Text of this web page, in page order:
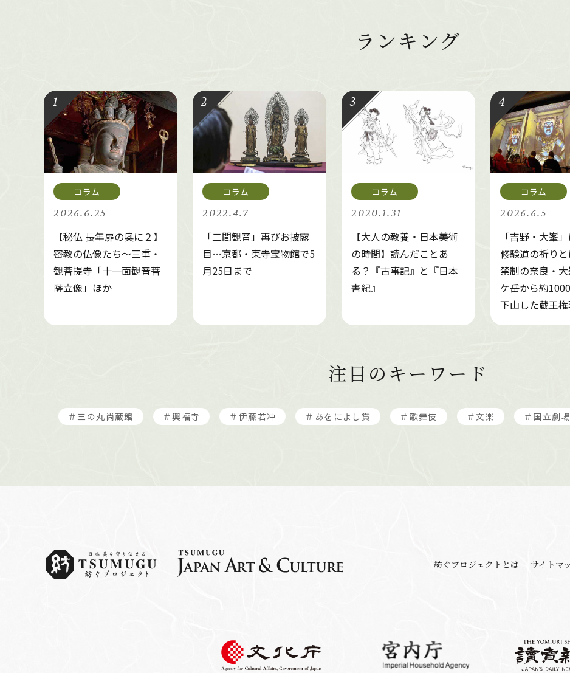
ランキング
2026.6.25
【秘仏 長年扉の奥に２】
密教の仏像たち～三重・
観菩提寺「十一面観音菩
薩立像」ほか
2022.4.7
「二間観音」再びお披露
目…京都・東寺宝物館で5
月25日まで
2020.1.31
【大人の教養・日本美術
の時間】読んだことあ
る？『古事記』と『日本
書紀』
2026.6.5
「吉野・大峯
修験道の祈り
禁制の奈良・
ケ岳から約
下山した蔵王
注目のキーワード
＃三の丸尚蔵館 ＃興福寺 ＃伊藤若冲 ＃あをによし賞 ＃歌舞伎 ＃文楽 ＃国立劇場
紡ぐプロジェクトとは サイトマ